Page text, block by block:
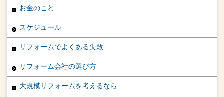
お金のこと
スケジュール
リフォームでよくある失敗
リフォーム会社の選び方
大規模リフォームを考えるなら